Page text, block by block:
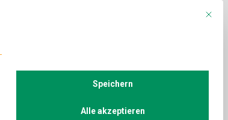
Mit
Speichern
Alle akzeptieren